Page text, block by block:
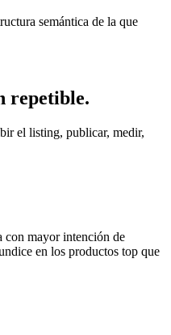
semántica de la que
repetible.
el listing, publicar, medir,
con mayor intención de
en los productos top que